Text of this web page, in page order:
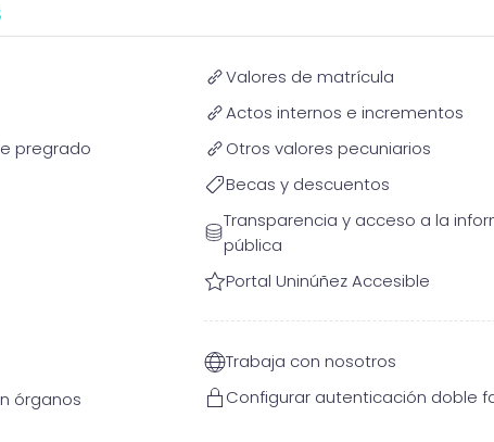
pregrado
órganos
Valores de matrícula
Actos internos e incrementos
Otros valores pecuniarios
Becas y descuentos
Transparencia y acceso a la
pública
Portal Uninúñez Accesible
Trabaja con nosotros
Configurar autenticación doble